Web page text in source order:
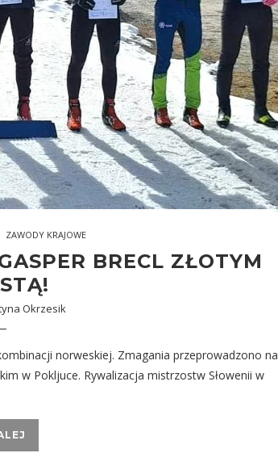
ZAWODY KRAJOWE
BRECL ZŁOTYM
Okrzesik
norweskiej. Zmagania przeprowadzono na
w Pokljuce. Rywalizacja mistrzostw Słowenii w